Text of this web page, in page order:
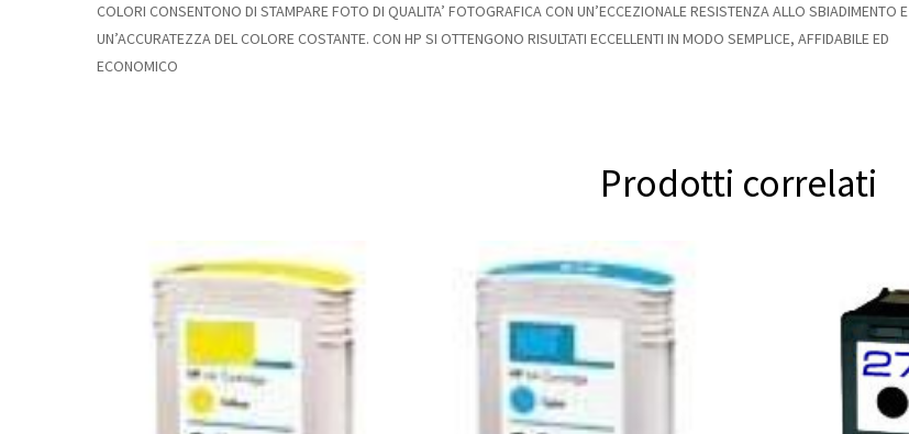
COLORI CONSENTONO DI STAMPARE FOTO DI QUALITA’ FOTOGRAFICA CON UN’ECCEZIONALE RESISTENZA ALLO SBIADIMENTO E
UN’ACCURATEZZA DEL COLORE COSTANTE. CON HP SI OTTENGONO RISULTATI ECCELLENTI IN MODO SEMPLICE, AFFIDABILE ED
ECONOMICO
Prodotti correlati